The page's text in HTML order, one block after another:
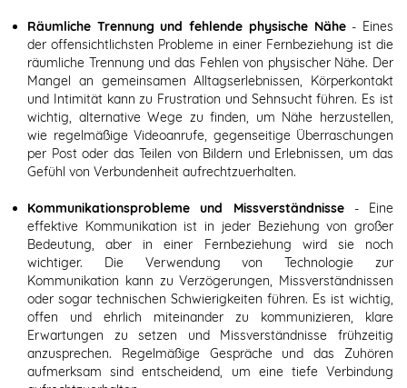
Räumliche Trennung und fehlende physische Nähe- Eines
der offensichtlichsten Probleme in einer Fernbeziehung ist die
räumliche Trennung und das Fehlen von physischer Nähe. Der
Mangel an gemeinsamen Alltagserlebnissen, Körperkontakt
und Intimität kann zu Frustration und Sehnsucht führen. Es ist
wichtig, alternative Wege zu finden, um Nähe herzustellen,
wie regelmäßige Videoanrufe, gegenseitige Überraschungen
per Post oder das Teilen von Bildern und Erlebnissen, um das
Gefühl von Verbundenheit aufrechtzuerhalten.
Kommunikationsprobleme und Missverständnisse- Eine
effektive Kommunikation ist in jeder Beziehung von großer
Bedeutung, aber in einer Fernbeziehung wird sie noch
wichtiger. Die Verwendung von Technologie zur
Kommunikation kann zu Verzögerungen, Missverständnissen
oder sogar technischen Schwierigkeiten führen. Es ist wichtig,
offen und ehrlich miteinander zu kommunizieren, klare
Erwartungen zu setzen und Missverständnisse frühzeitig
anzusprechen. Regelmäßige Gespräche und das Zuhören
aufmerksam sind entscheidend, um eine tiefe Verbindung